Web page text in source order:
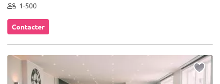
1-500
Contacter